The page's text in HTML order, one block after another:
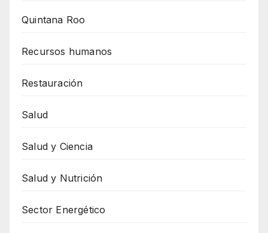
Quintana Roo
Recursos humanos
Restauración
Salud
Salud y Ciencia
Salud y Nutrición
Sector Energético